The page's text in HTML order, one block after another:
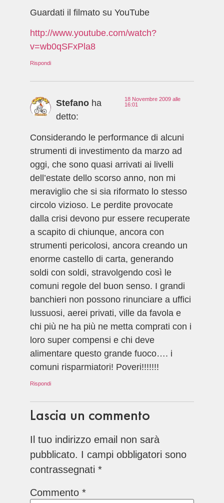
Guardati il filmato su YouTube
http://www.youtube.com/watch?
v=wb0qSFxPla8
Rispondi
Stefano ha
detto:
18 Novembre 2009 alle
16:01
Considerando le performance di alcuni
strumenti di investimento da marzo ad
oggi, che sono quasi arrivati ai livelli
dell’estate dello scorso anno, non mi
meraviglio che si sia riformato lo stesso
circolo vizioso. Le perdite provocate
dalla crisi devono pur essere recuperate
a scapito di chiunque, ancora con
strumenti pericolosi, ancora creando un
enorme castello di carta, generando
soldi con soldi, stravolgendo così le
comuni regole del buon senso. I grandi
banchieri non possono rinunciare a uffici
lussuosi, aerei privati, ville da favola e
chi più ne ha più ne metta comprati con i
loro super compensi e chi deve
alimentare questo grande fuoco…. i
comuni risparmiatori! Poveri!!!!!!!
Rispondi
Lascia un commento
Il tuo indirizzo email non sarà
pubblicato. I campi obbligatori sono
contrassegnati *
Commento *